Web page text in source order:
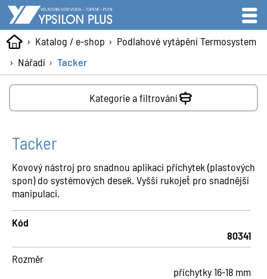
Katalog / e-shop
Podlahové vytápění Termosystem
Nářadí
Tacker
Kategorie a filtrování
Tacker
Kovový nástroj pro snadnou aplikaci příchytek (plastových
spon) do systémových desek. Vyšší rukojeť pro snadnější
manipulaci.
Kód
80341
Rozměr
příchytky 16-18 mm